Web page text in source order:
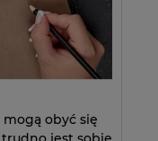
obyć się